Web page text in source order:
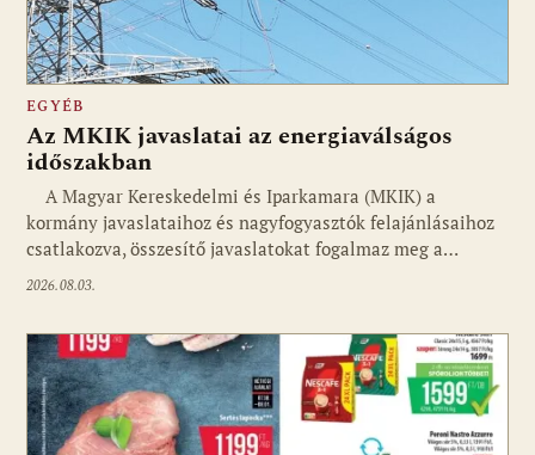
EGYÉB
Az MKIK javaslatai az energiaválságos
időszakban
A Magyar Kereskedelmi és Iparkamara (MKIK) a
kormány javaslataihoz és nagyfogyasztók felajánlásaihoz
csatlakozva, összesítő javaslatokat fogalmaz meg a…
2026.08.03.